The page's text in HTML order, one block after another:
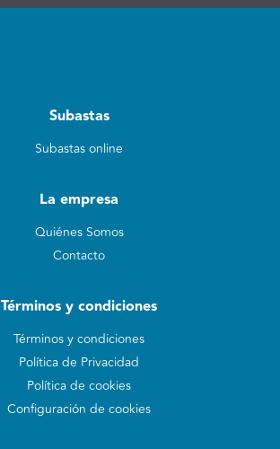
Subastas
Subastas online
La empresa
Quiénes Somos
Contacto
Términos y condiciones
Términos y condiciones
Política de Privacidad
Política de cookies
Configuración de cookies